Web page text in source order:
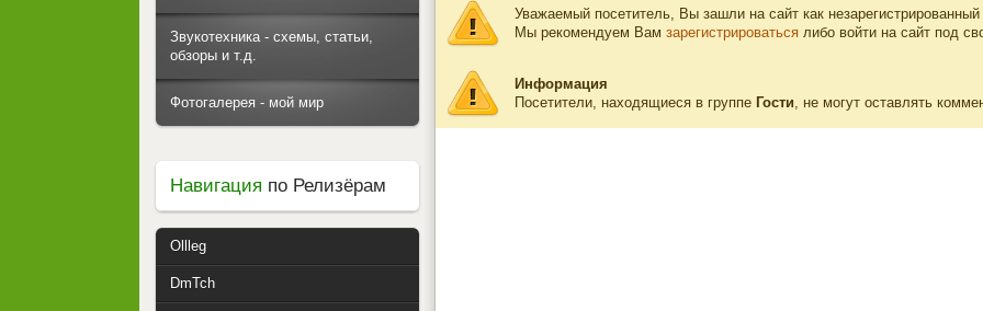
Уважаемый посетитель, Вы зашли на сайт как
Мы рекомендуем Вам зарегистрироваться либо войти на сайт под
Информация
Посетители, находящиеся в группе Гости, не могут оставлять
Звукотехника - схемы, статьи,
обзоры и т.д.
Фотогалерея - мой мир
Навигация по Релизёрам
Ollleg
DmTch